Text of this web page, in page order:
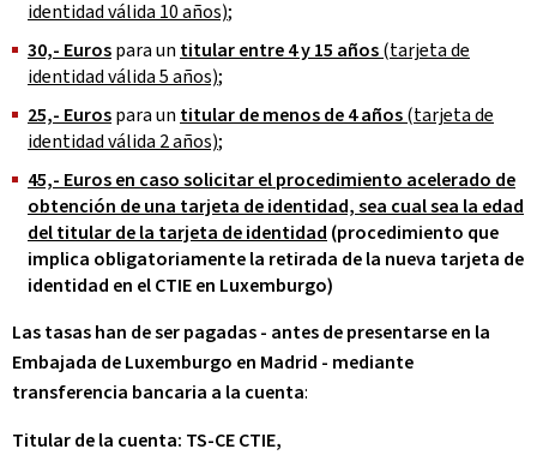
identidad válida 10 años);
30,- Eurospara un titular entre 4 y 15 años(tarjeta de
identidad válida 5 años);
25,- Eurospara un titular de menos de 4 años(tarjeta de
identidad válida 2 años);
45,- Euros en caso solicitar el procedimiento acelerado de
obtención de una tarjeta de identidad, sea cual sea la edad
del titular de la tarjeta de identidad (procedimiento que
implica obligatoriamente la retirada de la nueva tarjeta de
identidad en el CTIE en Luxemburgo)
Las tasas han de ser pagadas - antes de presentarse en la
Embajada de Luxemburgo en Madrid - mediante
transferencia bancaria a la cuenta:
Titular de la cuenta: TS-CE CTIE,